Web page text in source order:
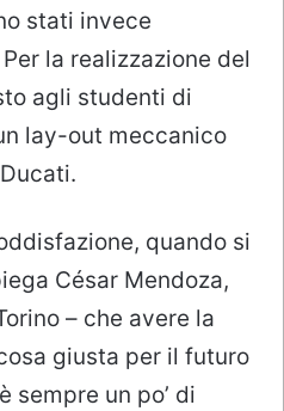
stati invece
la realizzazione del
agli studenti di
lay-out meccanico
quando si
César Mendoza,
– che avere la
giusta per il futuro
sempre un po’ di